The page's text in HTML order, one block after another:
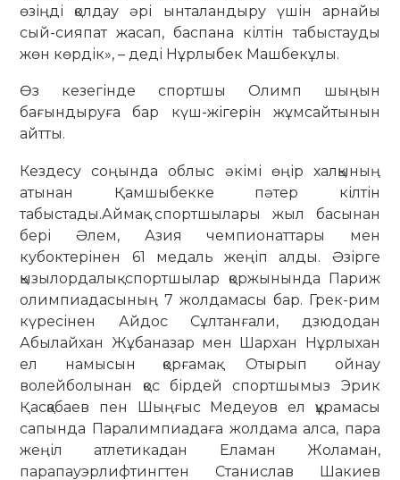
өзіңді қолдау әрі ынталандыру үшін арнайы
сый-сияпат жасап, баспана кілтін табыстауды
жөн көрдік», – деді Нұрлыбек Машбекұлы.
Өз кезегінде спортшы Олимп шыңын
бағындыруға бар күш-жігерін жұмсайтынын
айтты.
Кездесу соңында облыс әкімі өңір халқының
атынан Қамшыбекке пәтер кілтін
табыстады.Аймақ спортшылары жыл басынан
бері Әлем, Азия чемпионаттары мен
кубоктерінен 61 медаль жеңіп алды. Әзірге
қызылордалық спортшылар қоржынында Париж
олимпиадасының 7 жолдамасы бар. Грек-рим
күресінен Айдос Сұлтанғали, дзюдодан
Абылайхан Жұбаназар мен Шархан Нұрлыхан
ел намысын қорғамақ. Отырып ойнау
волейболынан қос бірдей спортшымыз Эрик
Қасқабаев пен Шыңғыс Медеуов ел құрамасы
сапында Паралимпиадаға жолдама алса, пара
жеңіл атлетикадан Еламан Жоламан,
парапауэрлифтингтен Станислав Шакиев